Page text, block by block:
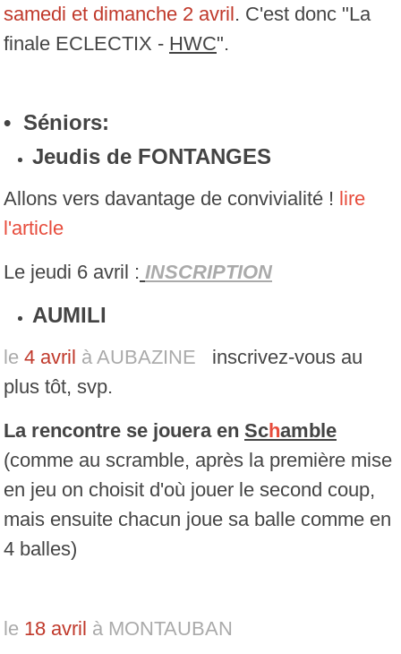
samedi et dimanche 2 avril . C'est donc "La
finale ECLECTIX - HWC".
• Séniors:
Jeudis de FONTANGES
Allons vers davantage de convivialité ! lire
l'article
Le jeudi 6 avril : INSCRIPTION
AUMILI
le 4 avril à AUBAZINE inscrivez-vous au
plus tôt, svp.
La rencontre se jouera en Schamble
(comme au scramble, après la première mise
en jeu on choisit d'où jouer le second coup,
mais ensuite chacun joue sa balle comme en
4 balles)
le 18 avril à MONTAUBAN